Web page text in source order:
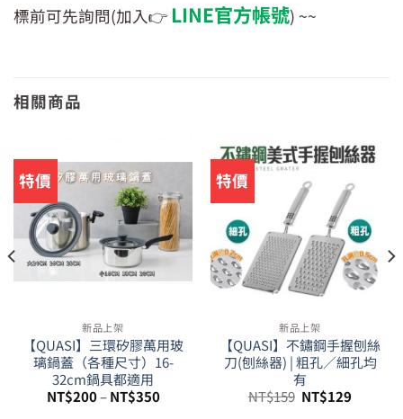
標前可先詢問(加入👉 LINE官方帳號) ~~
相關商品
特價
新品上架
【QUASI】三環矽膠萬用玻
璃鍋蓋（各種尺寸）16-
32cm鍋具都適用
NT$200–NT$350
特價
新品上架
【QUASI】不鏽鋼手握刨絲
刀(刨絲器) | 粗孔／細孔均
有
NT$159 原
始
NT$129